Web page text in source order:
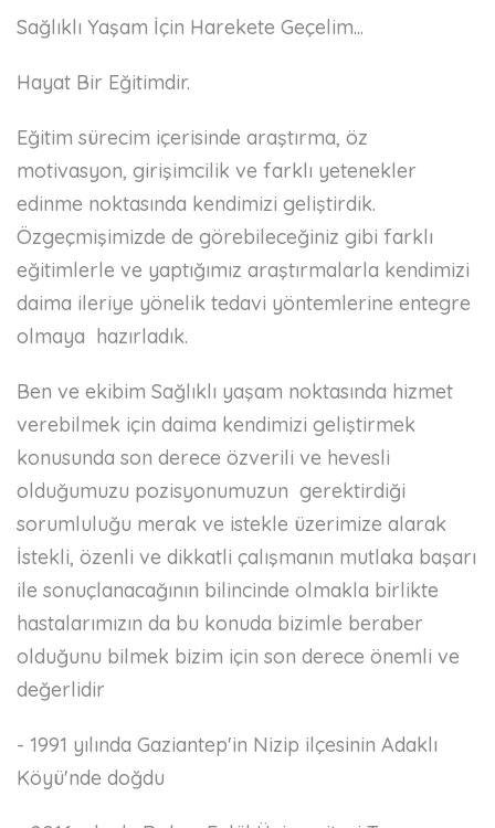
Sağlıklı Yaşam İçin Harekete Geçelim...
Hayat Bir Eğitimdir.
Eğitim sürecim içerisinde araştırma, öz
motivasyon, girişimcilik ve farklı yetenekler
edinme noktasında kendimizi geliştirdik.
Özgeçmişimizde de görebileceğiniz gibi farklı
eğitimlerle ve yaptığımız araştırmalarla kendimizi
daima ileriye yönelik tedavi yöntemlerine entegre
olmaya hazırladık.
Ben ve ekibim Sağlıklı yaşam noktasında hizmet
verebilmek için daima kendimizi geliştirmek
konusunda son derece özverili ve hevesli
olduğumuzu pozisyonumuzun gerektirdiği
sorumluluğu merak ve istekle üzerimize alarak
İstekli, özenli ve dikkatli çalışmanın mutlaka başarı
ile sonuçlanacağının bilincinde olmakla birlikte
hastalarımızın da bu konuda bizimle beraber
olduğunu bilmek bizim için son derece önemli ve
değerlidir
- 1991 yılında Gaziantep'in Nizip ilçesinin Adaklı
Köyü'nde doğdu